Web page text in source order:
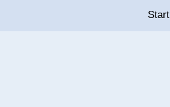
Start